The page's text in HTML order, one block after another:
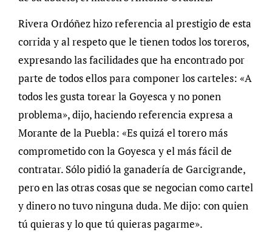
Rivera Ordóñez hizo referencia al prestigio de esta
corrida y al respeto que le tienen todos los toreros,
expresando las facilidades que ha encontrado por
parte de todos ellos para componer los carteles: «A
todos les gusta torear la Goyesca y no ponen
problema», dijo, haciendo referencia expresa a
Morante de la Puebla: «Es quizá el torero más
comprometido con la Goyesca y el más fácil de
contratar. Sólo pidió la ganadería de Garcigrande,
pero en las otras cosas que se negocian como cartel
y dinero no tuvo ninguna duda. Me dijo: con quien
tú quieras y lo que tú quieras pagarme».